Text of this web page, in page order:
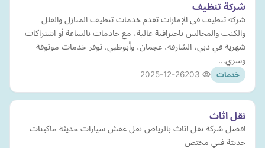
شركة تنظيف
شركة تنظيف في الإمارات تقدم خدمات تنظيف المنازل والفلل
والكنب والمجالس باحترافية عالية، مع خادمات بالساعة أو اشتراكات
شهرية في دبي، الشارقة، عجمان، وأبوظبي. توفر خدمات موثوقة
وسري…
خدمات 2025-12-26
نقل اثاث
افضل شركة نقل اثاث بالرياض نقل عفش سيارات حديثة ماكينات
حديثة فني مختص